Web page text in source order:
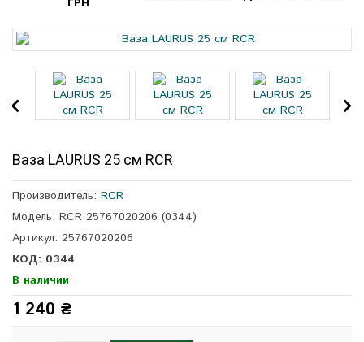
ГРН
Ваза LAURUS 25 см RCR
Производитель: RCR
Модель: RCR 25767020206 (0344)
Артикул: 25767020206
КОД: 0344
В наличии
1 240 ₴